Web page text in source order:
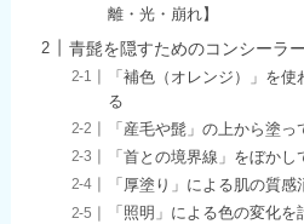
離・光・崩れ】
青髭を隠すためのコンシーラ
「補色（オレンジ）」を
る
「産毛や髭」の上から塗っ
「首との境界線」をぼかし
「厚塗り」による肌の質感
「照明」による色の変化